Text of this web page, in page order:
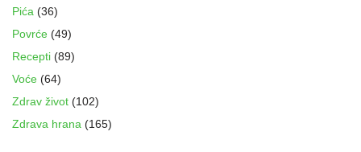
Pića (36)
Povrće (49)
Recepti (89)
Voće (64)
Zdrav život (102)
Zdrava hrana (165)